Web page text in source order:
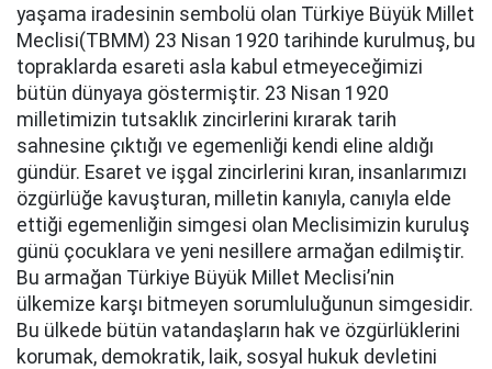
yaşama iradesinin sembolü olan Türkiye Büyük Millet
Meclisi(TBMM) 23 Nisan 1920 tarihinde kurulmuş, bu
topraklarda esareti asla kabul etmeyeceğimizi
bütün dünyaya göstermiştir. 23 Nisan 1920
milletimizin tutsaklık zincirlerini kırarak tarih
sahnesine çıktığı ve egemenliği kendi eline aldığı
gündür. Esaret ve işgal zincirlerini kıran, insanlarımızı
özgürlüğe kavuşturan, milletin kanıyla, canıyla elde
ettiği egemenliğin simgesi olan Meclisimizin kuruluş
günü çocuklara ve yeni nesillere armağan edilmiştir.
Bu armağan Türkiye Büyük Millet Meclisi’nin
ülkemize karşı bitmeyen sorumluluğunun simgesidir.
Bu ülkede bütün vatandaşların hak ve özgürlüklerini
korumak, demokratik, laik, sosyal hukuk devletini